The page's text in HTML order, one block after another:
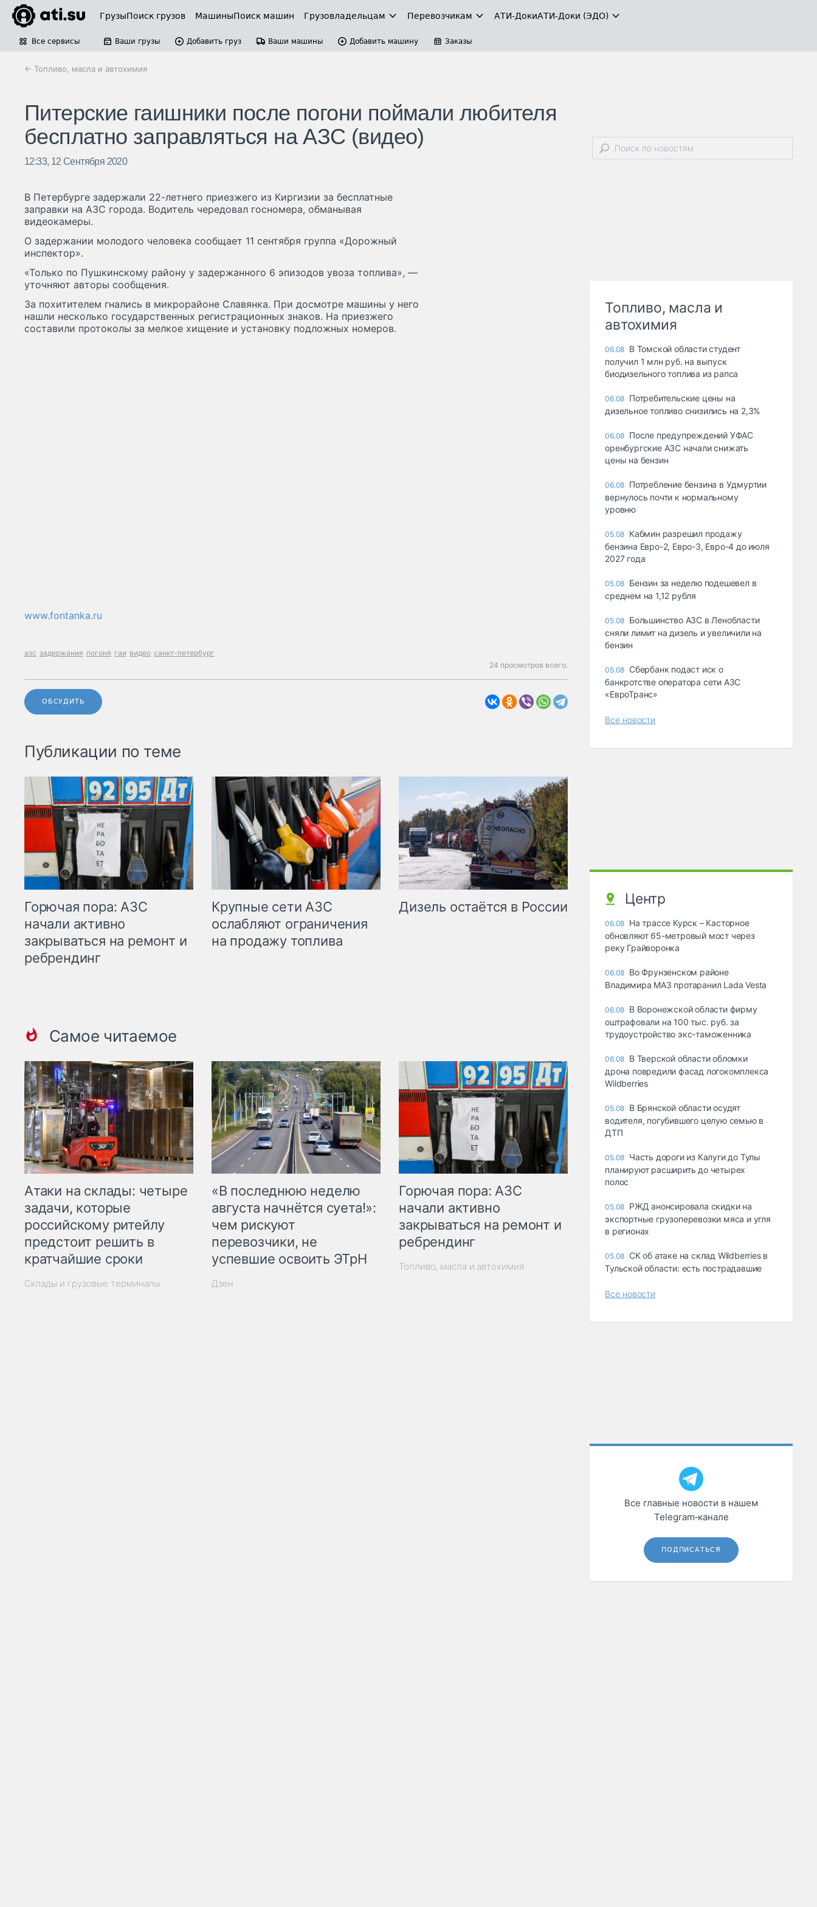
ГрузыПоиск грузов МашиныПоиск машин Грузовладельцам Перевозчикам АТИ-ДокиАТИ-Доки (ЭДО)
Все сервисы Ваши грузы Добавить груз Ваши машины Добавить машину Заказы
← Топливо, масла и автохимия
Питерские гаишники после погони поймали любителя
бесплатно заправляться на АЗС (видео)
12:33, 12 Сентября 2020
В Петербурге задержали 22-летнего приезжего из Киргизии за бесплатные
заправки на АЗС города. Водитель чередовал госномера, обманывая
видеокамеры.
О задержании молодого человека сообщает 11 сентября группа «Дорожный
инспектор».
«Только по Пушкинскому району у задержанного 6 эпизодов увоза топлива», —
уточняют авторы сообщения.
За похитителем гнались в микрорайоне Славянка. При досмотре машины у него
нашли несколько государственных регистрационных знаков. На приезжего
составили протоколы за мелкое хищение и установку подложных номеров.
www.fontanka.ru
азс задержания погоня гаи видео санкт-петербург
24 просмотров всего.
ОБСУДИТЬ
Публикации по теме
Горючая пора: АЗС
начали активно
закрываться на ремонт и
ребрендинг
Крупные сети АЗС
ослабляют ограничения
на продажу топлива
Дизель остаётся в России
Самое читаемое
Атаки на склады: четыре
задачи, которые
российскому ритейлу
предстоит решить в
кратчайшие сроки
Склады и грузовые терминалы
«В последнюю неделю
августа начнётся суета!»:
чем рискуют
перевозчики, не
успевшие освоить ЭТрН
Дзен
Горючая пора: АЗС
начали активно
закрываться на ремонт и
ребрендинг
Топливо, масла и автохимия
Топливо, масла и
автохимия
06.08 В Томской области студент
получил 1 млн руб. на выпуск
биодизельного топлива из рапса
06.08 Потребительские цены на
дизельное топливо снизились на 2,3%
06.08 После предупреждений УФАС
оренбургские АЗС начали снижать
цены на бензин
06.08 Потребление бензина в Удмуртии
вернулось почти к нормальному
уровню
05.08 Кабмин разрешил продажу
бензина Евро-2, Евро-3, Евро-4 до июля
2027 года
05.08 Бензин за неделю подешевел в
среднем на 1,12 рубля
05.08 Большинство АЗС в Ленобласти
сняли лимит на дизель и увеличили на
бензин
05.08 Сбербанк подаст иск о
банкротстве оператора сети АЗС
«ЕвроТранс»
Все новости
Центр
06.08 На трассе Курск – Касторное
обновляют 65-метровый мост через
реку Грайворонка
06.08 Во Фрунзенском районе
Владимира МАЗ протаранил Lada Vesta
06.08 В Воронежской области фирму
оштрафовали на 100 тыс. руб. за
трудоустройство экс-таможенника
06.08 В Тверской области обломки
дрона повредили фасад логокомплекса
Wildberries
05.08 В Брянской области осудят
водителя, погубившего целую семью в
ДТП
05.08 Часть дороги из Калуги до Тулы
планируют расширить до четырех
полос
05.08 РЖД анонсировала скидки на
экспортные грузоперевозки мяса и угля
в регионах
05.08 СК об атаке на склад Wildberries в
Тульской области: есть пострадавшие
Все новости
Все главные новости в нашем
Telegram‑канале
ПОДПИСАТЬСЯ